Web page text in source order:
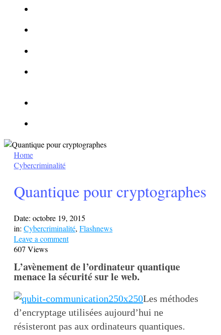
Home
Cybercriminalité
Quantique pour cryptographes
Date: octobre 19, 2015
in: Cybercriminalité, Flashnews
Leave a comment
607 Views
L’avènement de l’ordinateur quantique
menace la sécurité sur le web.
Les méthodes
d’encryptage utilisées aujourd’hui ne
résisteront pas aux ordinateurs quantiques.